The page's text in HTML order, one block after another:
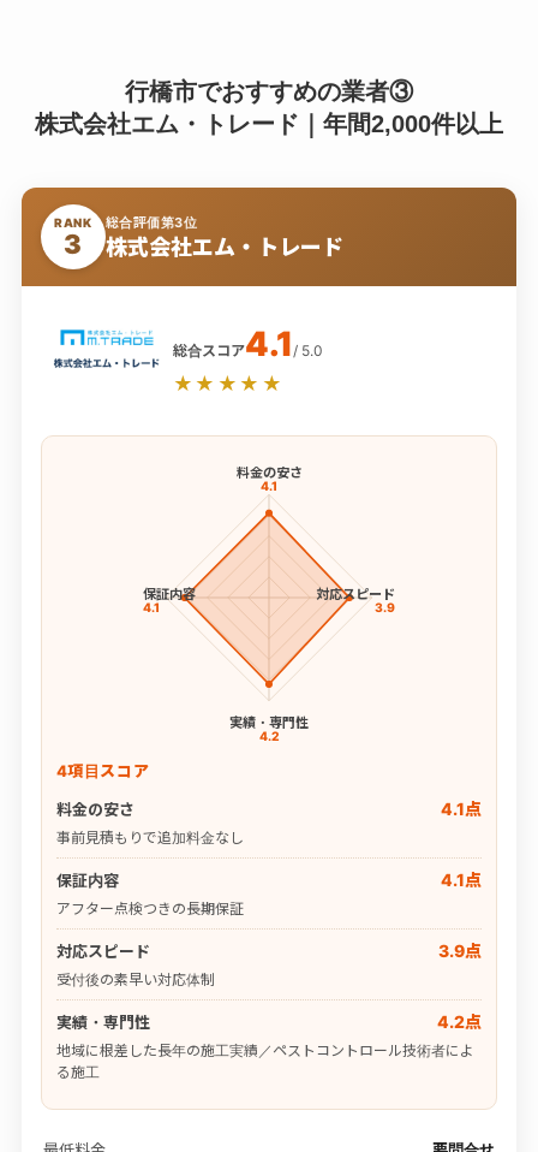
行橋市でおすすめの業者③
株式会社エム・トレード｜年間2,000件以上
RANK
3
総合評価第3位
株式会社エム・トレード
総合スコア4.1/ 5.0
★★★★★
料金の安さ
4.1
対応スピード
3.9
実績・専門性
4.2
保証内容
4.1
4項目スコア
料金の安さ
4.1点
事前見積もりで追加料金なし
保証内容 4.1点
アフター点検つきの長期保証
対応スピード 3.9点
受付後の素早い対応体制
実績・専門性 4.2点
地域に根差した長年の施工実績／ペストコントロール技術者によ
る施工